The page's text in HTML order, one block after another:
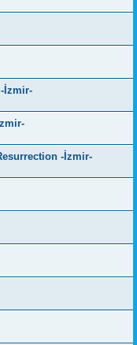
İzmir-
-İzmir-